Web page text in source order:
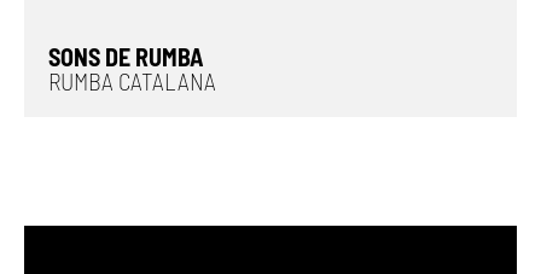
SONS DE RUMBA
RUMBA CATALANA